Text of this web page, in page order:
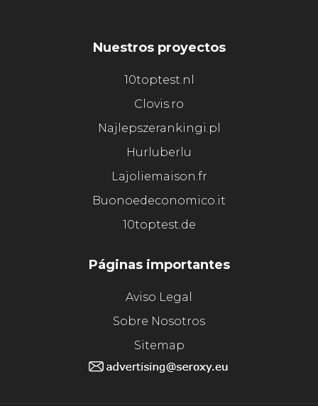
Nuestros proyectos
10toptest.nl
Clovis.ro
Najlepszerankingi.pl
Hurluberlu
Lajoliemaison.fr
Buonoedeconomico.it
10toptest.de
Páginas importantes
Aviso Legal
Sobre Nosotros
Sitemap